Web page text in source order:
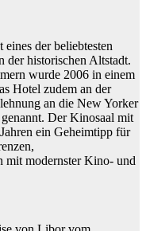
der beliebtesten
der historischen Altstadt.
wurde 2006 in einem
Hotel zudem an der
an die New Yorker
Der Kinosaal mit
ein Geheimtipp für
mit modernster Kino- und